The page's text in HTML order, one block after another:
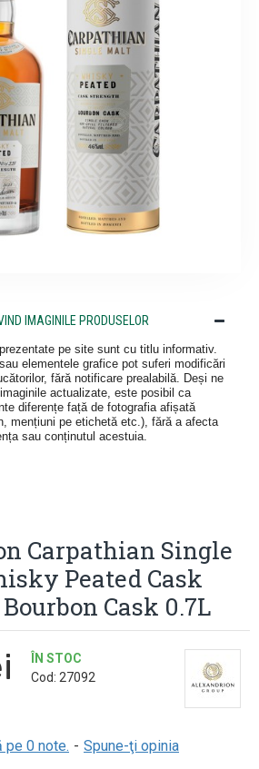
IMAGINILE PRODUSELOR
pe site sunt cu titlu informativ.
elementele grafice pot suferi modificări
fără notificare prealabilă. Deși ne
actualizate, este posibil ca
diferențe față de fotografia afișată
mențiuni pe etichetă etc.), fără a afecta
sau conținutul acestuia.
Carpathian Single
Peated Cask
Cask 0.7L
pe 0 note. - Spune-ţi opinia
ÎN STOC
Cod: 27092